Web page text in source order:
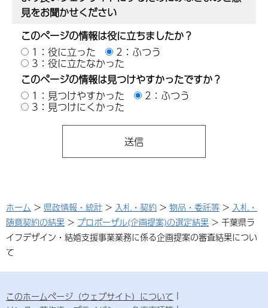
見をお聞かせください
このページの情報は役に立ちましたか？
1：役に立った
2：ふつう
3：役に立たなかった
このページの情報は見つけやすかったですか？
1：見つけやすかった
2：ふつう
3：見つけにくかった
ホーム > 県政情報・統計 > 入札・契約 > 物品・委託等 > 入札・
随意契約の結果 > プロポーザル(企画提案)の選定結果 > 千葉県ラ
イフデザイン・結婚支援事業業務に係る企画提案の審査結果につい
て
このホームページ（ウェブサイト）について